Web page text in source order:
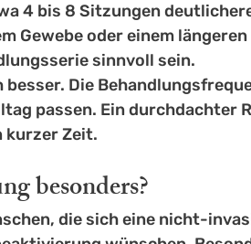
4 bis 8 Sitzungen
Gewebe oder einem längeren
sinnvoll sein.
Die
passen. Ein durchdachter
kurzer Zeit.
besonders?
die sich eine nicht-